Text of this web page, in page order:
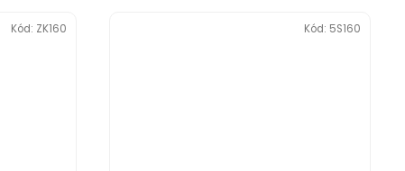
Kód: ZK160 Kód: 5S160